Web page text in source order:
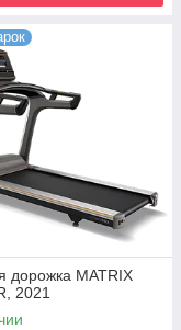
дорожка MATRIX
2021